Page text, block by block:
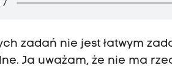
zadań nie jest łatwym
Ja uważam, że nie ma